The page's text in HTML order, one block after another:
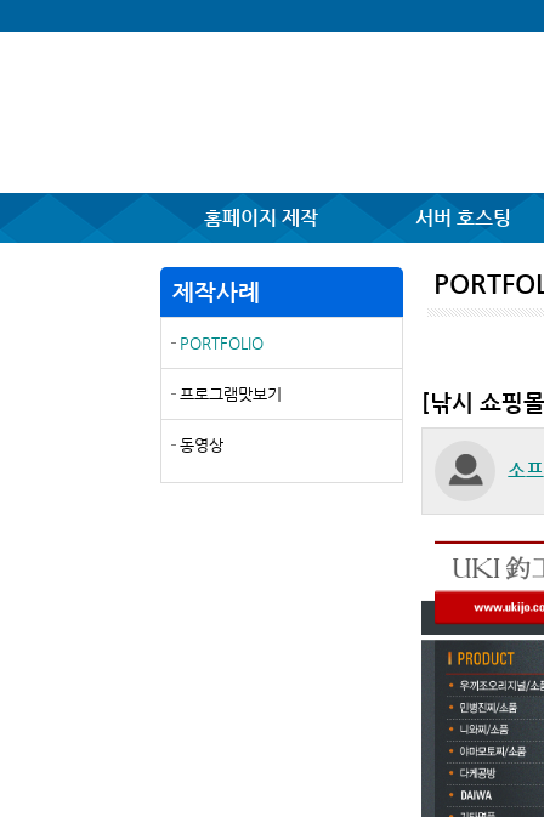
홈페이지 제작 서버 호스팅
제작사례
PORTFOLIO
프로그램맛보기
동영상
[낚시 쇼핑
소